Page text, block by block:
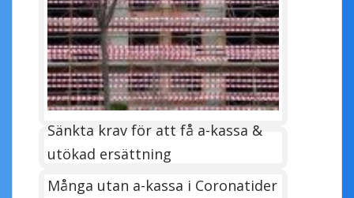
Sänkta krav för att få a-kassa &
utökad ersättning
Många utan a-kassa i Coronatider